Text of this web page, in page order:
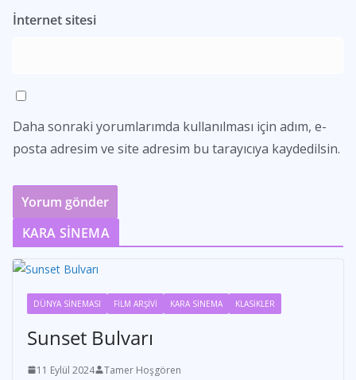
İnternet sitesi
Daha sonraki yorumlarımda kullanılması için adım, e-
posta adresim ve site adresim bu tarayıcıya kaydedilsin.
KARA SİNEMA
DÜNYA SİNEMASI FİLM ARŞİVİ KARA SİNEMA KLASİKLER
Sunset Bulvarı
11 Eylül 2024 Tamer Hoşgören